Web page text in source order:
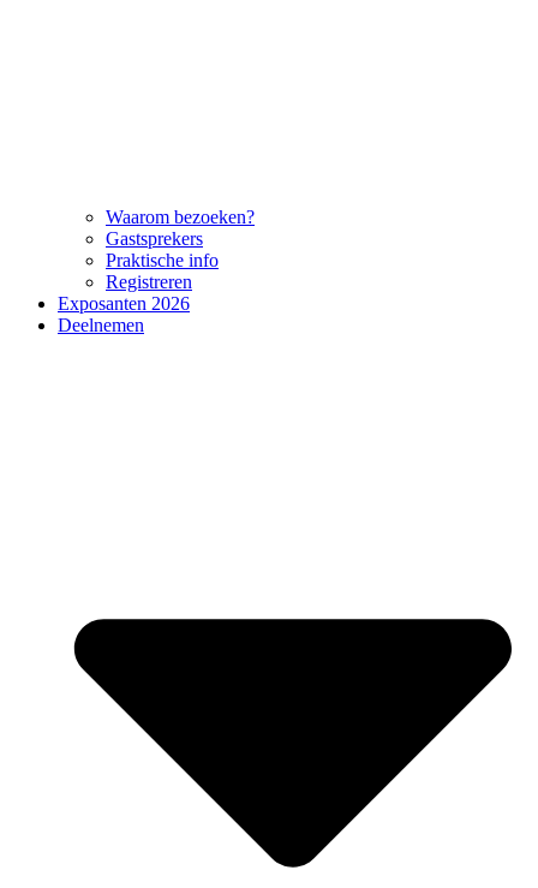
Waarom bezoeken?
Gastsprekers
Praktische info
Registreren
Exposanten 2026
Deelnemen